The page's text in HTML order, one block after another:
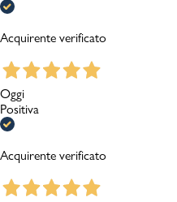
Acquirente verificato
Oggi
Positiva
Acquirente verificato